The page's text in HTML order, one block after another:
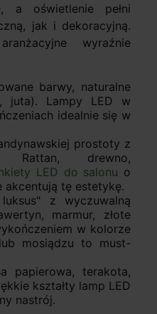
a oświetlenie pełni
jak i dekoracyjną.
wyraźnie
barwy, naturalne
juta). Lampy LED w
idealnie się w
prostoty z
Rattan, drewno,
LED do salonu o
akcentują tę estetykę.
z wyczuwalną
marmur, złote
w kolorze
mosiądzu to must-
papierowa, terakota,
kształty lamp LED
nastrój.